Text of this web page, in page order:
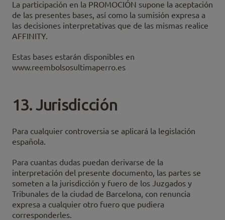
La participación en la PROMOCIÓN supone la aceptación
de las presentes bases, así como la sumisión expresa a
las decisiones interpretativas que de las mismas realice
AFFINITY.
Estas bases estarán disponibles en
www.reembolsosultimaperro.es
13. Jurisdicción
Para cualquier controversia se aplicará la legislación
española.
Para cuantas dudas puedan derivarse de la
interpretación del presente documento, las partes se
someten a la jurisdicción y fuero de los Juzgados y
Tribunales de la ciudad de Barcelona, con renuncia
expresa a cualquier otro fuero que pudiera
corresponderles.